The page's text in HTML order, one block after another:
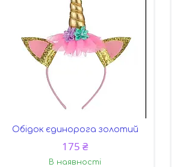
Обідок єдинорога золотий
175 ₴
В наявності